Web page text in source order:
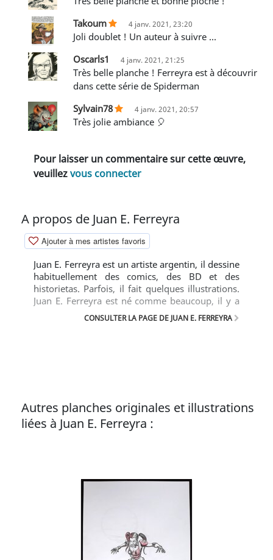
Takoum
4 janv. 2021, 23:20
Joli doublet ! Un auteur à suivre ...
Oscarls1
4 janv. 2021, 21:25
Très belle planche ! Ferreyra est à découvrir
dans cette série de Spiderman
Sylvain78
4 janv. 2021, 20:57
Très jolie ambiance 🎈
Pour laisser un commentaire sur cette œuvre,
veuillezvous connecter
A propos de Juan E. Ferreyra
Ajouter à mes artistes favoris
Juan E. Ferreyra est un artiste argentin, il dessine
habituellement des comics, des BD et des
historietas. Parfois, il fait quelques illustrations.
Juan E. Ferreyra est né comme beaucoup, il y a
pas mal de temps dans une ville appelée
Córdoba, qui se trouve en Argentine quelque
CONSULTER LA PAGE DE JUAN E. FERREYRA
Autres planches originales et illustrations
liées à Juan E. Ferreyra :